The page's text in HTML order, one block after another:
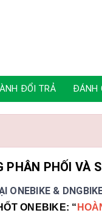
ĐỔI TRẢ ĐÁNH
PHÂN PHỐI VÀ
ONEBIKE &
ONEBIKE: “